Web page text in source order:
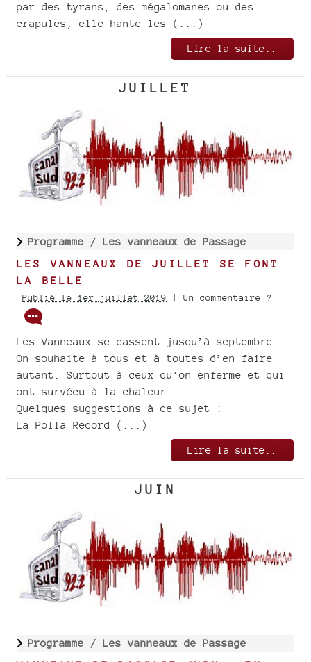
par des tyrans, des mégalomanes ou des
crapules, elle hante les (...)
Lire la suite..
JUILLET
Programme / Les vanneaux de Passage
LES VANNEAUX DE JUILLET SE FONT
LA BELLE
Publié le 1er juillet 2019 | Un commentaire ?
Les Vanneaux se cassent jusqu’à septembre.
On souhaite à tous et à toutes d’en faire
autant. Surtout à ceux qu’on enferme et qui
ont survécu à la chaleur.
Quelques suggestions à ce sujet :
La Polla Record (...)
Lire la suite..
JUIN
Programme / Les vanneaux de Passage